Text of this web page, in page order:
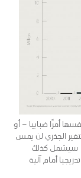
أمرًا ضبابيا – أو
الجذري لن يمس
سيشمل كذلك
أمام آلية